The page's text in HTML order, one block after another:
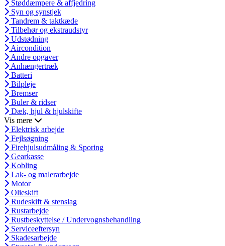
Støddæmpere & affjedring
Syn og synstjek
Tandrem & taktkæde
Tilbehør og ekstraudstyr
Udstødning
Aircondition
Andre opgaver
Anhængertræk
Batteri
Bilpleje
Bremser
Buler & ridser
Dæk, hjul & hjulskifte
Vis mere
Elektrisk arbejde
Fejlsøgning
Firehjulsudmåling & Sporing
Gearkasse
Kobling
Lak- og malerarbejde
Motor
Olieskift
Rudeskift & stenslag
Rustarbejde
Rustbeskyttelse / Undervognsbehandling
Serviceeftersyn
Skadesarbejde